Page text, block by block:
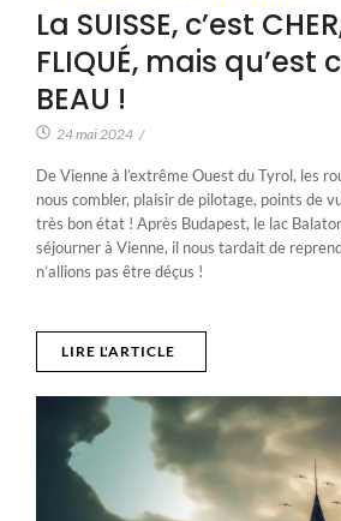
La SUISSE, c’est
FLIQUÉ, mais qu’est
BEAU !
24 mai 2024 /
De Vienne à l’extrême Ouest du Tyrol, les
nous combler, plaisir de pilotage, points de
très bon état ! Après Budapest, le lac
séjourner à Vienne, il nous tardait de
n’allions pas être déçus !
LIRE L'ARTICLE